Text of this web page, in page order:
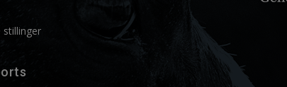
stillinger